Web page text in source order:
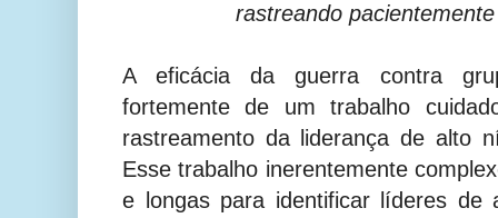
rastreando
A eficácia da guerra contra
fortemente de um trabalho
rastreamento da liderança de alto
Esse trabalho inerentemente
e longas para identificar líderes de